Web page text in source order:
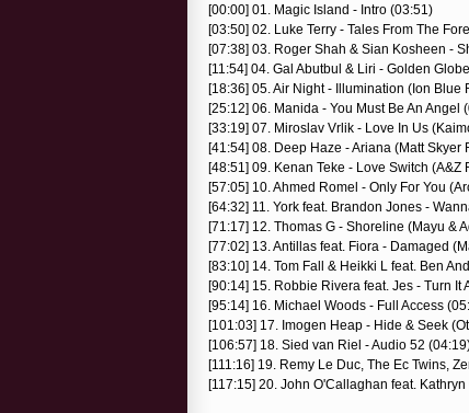
[00:00] 01. Magic Island - Intro (03:51)
[03:50] 02. Luke Terry - Tales From The
[07:38] 03. Roger Shah & Sian Kosheen -
[11:54] 04. Gal Abutbul & Liri - Golden
[18:36] 05. Air Night - Illumination (Ion Blue
[25:12] 06. Manida - You Must Be An Angel
[33:19] 07. Miroslav Vrlik - Love In Us
[41:54] 08. Deep Haze - Ariana (Matt Skyer
[48:51] 09. Kenan Teke - Love Switch (A&Z
[57:05] 10. Ahmed Romel - Only For You
[64:32] 11. York feat. Brandon Jones -
[71:17] 12. Thomas G - Shoreline (Mayu &
[77:02] 13. Antillas feat. Fiora - Damaged
[83:10] 14. Tom Fall & Heikki L feat. Ben
[90:14] 15. Robbie Rivera feat. Jes - Turn
[95:14] 16. Michael Woods - Full Access
[101:03] 17. Imogen Heap - Hide & Seek
[106:57] 18. Sied van Riel - Audio 52
[111:16] 19. Remy Le Duc, The Ec Twins,
[117:15] 20. John O'Callaghan feat.